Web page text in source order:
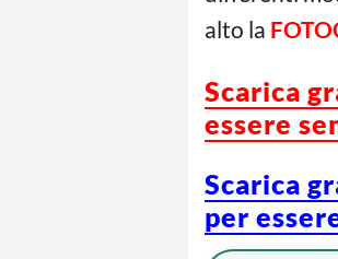
alto la
Scarica
essere
Scarica
per